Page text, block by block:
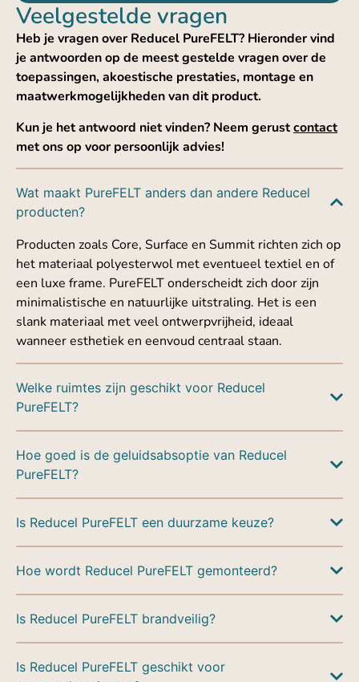
Veelgestelde vragen
Heb je vragen over Reducel PureFELT? Hieronder vind
je antwoorden op de meest gestelde vragen over de
toepassingen, akoestische prestaties, montage en
maatwerkmogelijkheden van dit product.
Kun je het antwoord niet vinden? Neem gerustcontact
met ons op voor persoonlijk advies!
Wat maakt PureFELT anders dan andere Reducel
producten?
Producten zoals Core, Surface en Summit richten zich op
het materiaal polyesterwol met eventueel textiel en of
een luxe frame. PureFELT onderscheidt zich door zijn
minimalistische en natuurlijke uitstraling. Het is een
slank materiaal met veel ontwerpvrijheid, ideaal
wanneer esthetiek en eenvoud centraal staan.
Welke ruimtes zijn geschikt voor Reducel
PureFELT?
Hoe goed is de geluidsabsoptie van Reducel
PureFELT?
Is Reducel PureFELT een duurzame keuze?
Hoe wordt Reducel PureFELT gemonteerd?
Is Reducel PureFELT brandveilig?
Is Reducel PureFELT geschikt voor